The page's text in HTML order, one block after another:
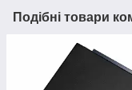
Подібні товари